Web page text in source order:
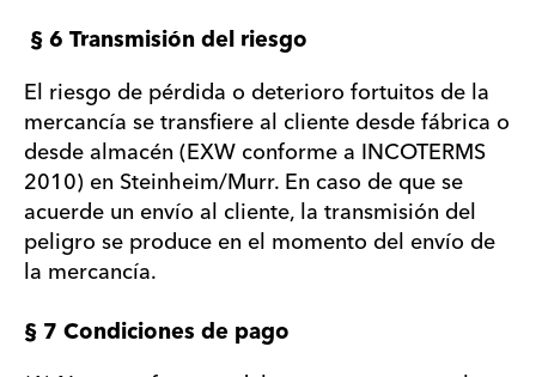
§ 6 Transmisión del riesgo
El riesgo de pérdida o deterioro fortuitos de la
mercancía se transfiere al cliente desde fábrica o
desde almacén (EXW conforme a INCOTERMS
2010) en Steinheim/Murr. En caso de que se
acuerde un envío al cliente, la transmisión del
peligro se produce en el momento del envío de
la mercancía.
§ 7 Condiciones de pago